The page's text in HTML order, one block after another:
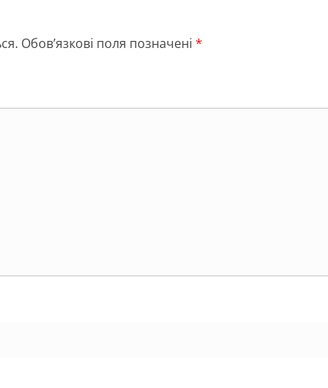
Обов’язкові поля позначені *